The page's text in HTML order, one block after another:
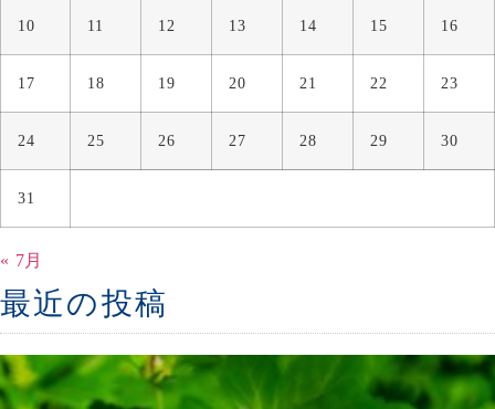
10 11 12 13 14 15 16
17 18 19 20 21 22 23
24 25 26 27 28 29 30
31
« 7月
最近の投稿